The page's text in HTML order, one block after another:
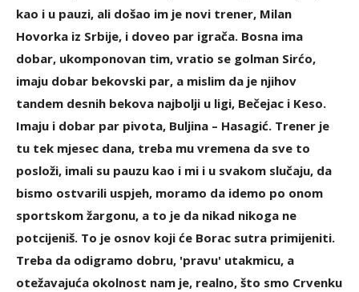
kao i u pauzi, ali došao im je novi trener, Milan
Hovorka iz Srbije, i doveo par igrača. Bosna ima
dobar, ukomponovan tim, vratio se golman Sirćo,
imaju dobar bekovski par, a mislim da je njihov
tandem desnih bekova najbolji u ligi, Bečejac i Keso.
Imaju i dobar par pivota, Buljina – Hasagić. Trener je
tu tek mjesec dana, treba mu vremena da sve to
posloži, imali su pauzu kao i mi i u svakom slučaju, da
bismo ostvarili uspjeh, moramo da idemo po onom
sportskom žargonu, a to je da nikad nikoga ne
potcijeniš. To je osnov koji će Borac sutra primijeniti.
Treba da odigramo dobru, 'pravu' utakmicu, a
otežavajuća okolnost nam je, realno, što smo Crvenku